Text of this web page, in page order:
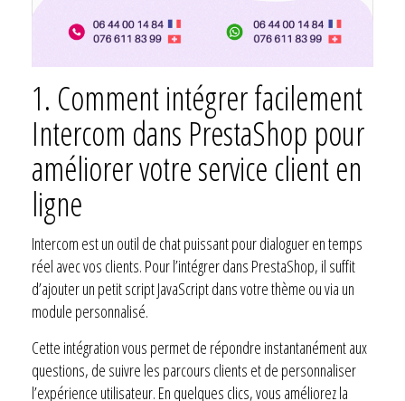
1. Comment intégrer facilement
Intercom dans PrestaShop pour
améliorer votre service client en
ligne
Intercom est un outil de chat puissant pour dialoguer en temps
réel avec vos clients. Pour l’intégrer dans PrestaShop, il suffit
d’ajouter un petit script JavaScript dans votre thème ou via un
module personnalisé.
Cette intégration vous permet de répondre instantanément aux
questions, de suivre les parcours clients et de personnaliser
l’expérience utilisateur. En quelques clics, vous améliorez la